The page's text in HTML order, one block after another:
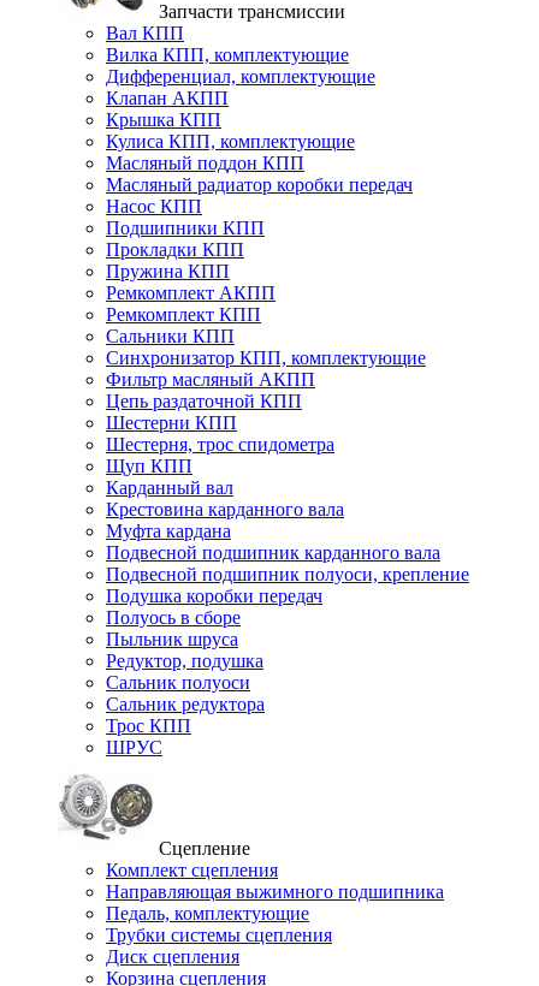
Запчасти трансмиссии
Вал КПП
Вилка КПП, комплектующие
Дифференциал, комплектующие
Клапан АКПП
Крышка КПП
Кулиса КПП, комплектующие
Масляный поддон КПП
Масляный радиатор коробки передач
Насос КПП
Подшипники КПП
Прокладки КПП
Пружина КПП
Ремкомплект АКПП
Ремкомплект КПП
Сальники КПП
Синхронизатор КПП, комплектующие
Фильтр масляный АКПП
Цепь раздаточной КПП
Шестерни КПП
Шестерня, трос спидометра
Щуп КПП
Карданный вал
Крестовина карданного вала
Муфта кардана
Подвесной подшипник карданного вала
Подвесной подшипник полуоси, крепление
Подушка коробки передач
Полуось в сборе
Пыльник шруса
Редуктор, подушка
Сальник полуоси
Сальник редуктора
Трос КПП
ШРУС
Сцепление
Комплект сцепления
Направляющая выжимного подшипника
Педаль, комплектующие
Трубки системы сцепления
Диск сцепления
Корзина сцепления